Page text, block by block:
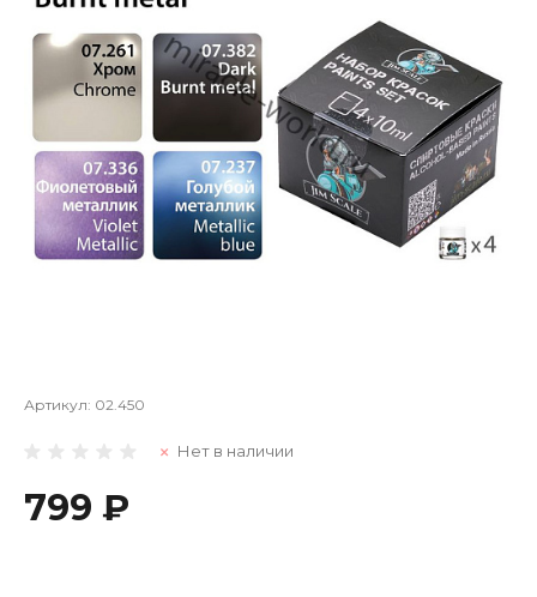
Артикул: 02.450
Нет в наличии
799 ₽